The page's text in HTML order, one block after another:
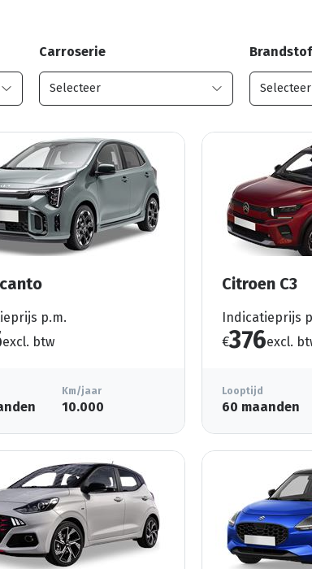
Carroserie Brandstof
p.m.
excl. btw
Km/jaar
10.000
Citroen C3
Indicatieprijs
€376excl.
Looptijd
60 maanden